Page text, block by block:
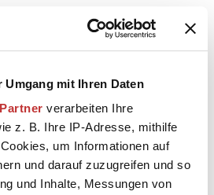
mit Ihren Daten
verarbeiten Ihre
z. B. Ihre IP-Adresse, mithilfe
um Informationen auf
und darauf zuzugreifen und so
und Inhalte, Messungen von